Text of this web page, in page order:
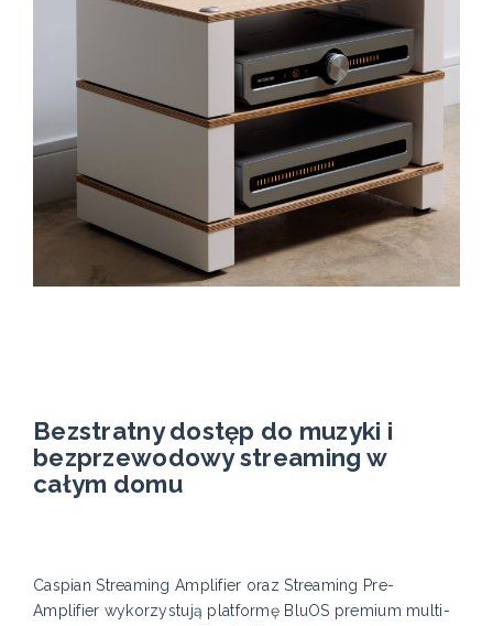
Bezstratny dostęp do muzyki i
bezprzewodowy streaming w
całym domu
Caspian Streaming Amplifier oraz Streaming Pre-
Amplifier wykorzystują platformę BluOS premium multi-